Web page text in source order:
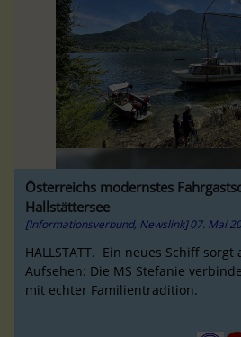
Österreichs modernstes
Hallstättersee
[Informationsverbund, Newslink] 07. Mai
HALLSTATT. Ein neues Schiff
Aufsehen: Die MS Stefanie
mit echter Familientradition.